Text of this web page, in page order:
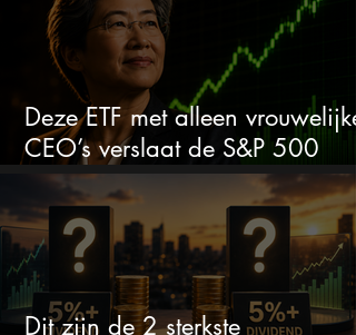
Deze ETF met alleen vrouwelijke
CEO’s verslaat de S&P 500
keihard
Dit zijn de 2 sterkste